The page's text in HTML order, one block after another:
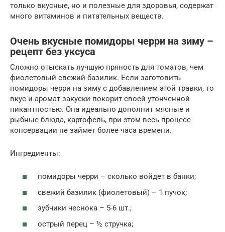
только вкусные, но и полезные для здоровья, содержат
много витаминов и питательных веществ.
Очень вкусные помидоры черри на зиму –
рецепт без уксуса
Сложно отыскать лучшую пряность для томатов, чем
фиолетовый свежий базилик. Если заготовить
помидоры черри на зиму с добавлением этой травки, то
вкус и аромат закуски покорит своей утонченной
пикантностью. Она идеально дополнит мясные и
рыбные блюда, картофель, при этом весь процесс
консервации не займет более часа времени.
Ингредиенты:
помидоры черри – сколько войдет в банки;
свежий базилик (фиолетовый) – 1 пучок;
зубчики чеснока – 5-6 шт.;
острый перец – ½ стручка;